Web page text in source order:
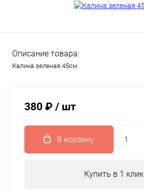
Описание товара:
Калина зеленая 45см
380 ₽ / шт
В корзину
Купить в 1 клик